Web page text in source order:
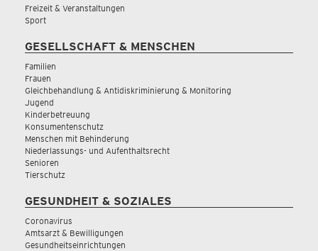
Freizeit & Veranstaltungen
Sport
GESELLSCHAFT & MENSCHEN
Familien
Frauen
Gleichbehandlung & Antidiskriminierung & Monitoring
Jugend
Kinderbetreuung
Konsumentenschutz
Menschen mit Behinderung
Niederlassungs- und Aufenthaltsrecht
Senioren
Tierschutz
GESUNDHEIT & SOZIALES
Coronavirus
Amtsarzt & Bewilligungen
Gesundheitseinrichtungen